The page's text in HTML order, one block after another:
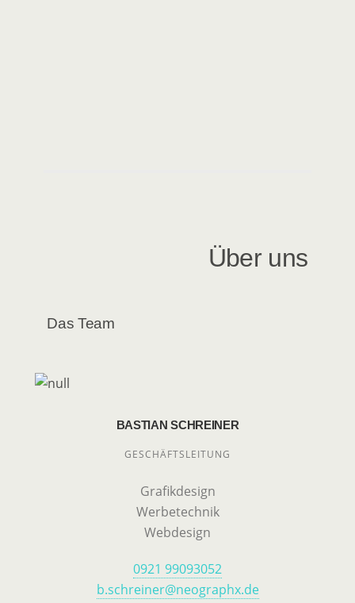
Über uns
Das Team
BASTIAN SCHREINER
GESCHÄFTSLEITUNG
Grafikdesign
Werbetechnik
Webdesign
0921 99093052
b.schreiner@neographx.de